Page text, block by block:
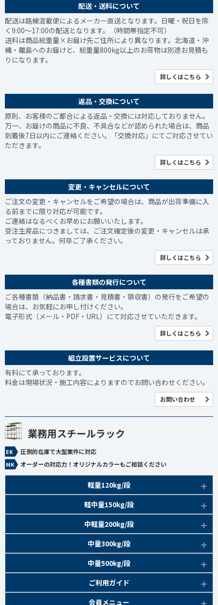
配送・送料について
配送は路線混載便によるメーカー直送となります。日曜・祝日を除
く9:00～17:00の配送となります。（時間帯指定不可）
送料は商品総重量×お届け先ご住所により異なります。北海道・沖
縄・離島へのお届けと、総重量800kg以上のお荷物は別途お見積も
りになります。
詳しくはこちら
返品・交換について
原則、お客様のご都合による返品・交換には対応しておりません。
万一、お届けの商品に不良、不具合などが認められた場合は、商品
到着後7日以内にご連絡ください。「交換対応」にてご対応させてい
ただきます。
詳しくはこちら
変更・キャンセルについて
ご注文の変更・キャンセルをご希望の場合は、商品が出荷準備に入
る前までに限り対応が可能です。
ご連絡はなるべくお早めにお願いいたします。
受注生産品につきましては、ご注文確定後の変更・キャンセルは承
っておりません。何卒ご了承ください。
詳しくはこちら
各種書類の発行について
ご各種書類（納品書・請求書・見積書・領収書）の発行をご希望の
場合は、お気軽にお申し付けください。
電子形式（メール・PDF・URL）にて対応させていただきます。
詳しくはこちら
組立設置サービスについて
有料にて承っております。
料金は現場状況・施工内容によりますのでお問い合わせください。
お問い合わせ
業務用スチールラック
圧倒的在庫で大型案件に対応
オーダーの対応力！オリジナルカラーもご相談ください
軽量120kg/段
アイボリー、グレー
EK120kg/段アングルボルト 特長
EK120kg/段アングルセミボルト 特長
新セミボルト 特長
軽中量150kg/段
軽中量150kg/段 商品一覧
部材仕様図
中軽量200kg/段
EK200kg/段 商品一覧
部材仕様図
中量300kg/段
アイボリー・グリーン
EK300kg/段 商品一覧
中量500kg/段
アイボリー・グリーンご利用ガイド
検索システムの使い方
会員メニュー